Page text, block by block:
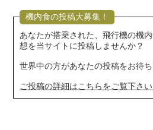
機内食の投稿大募集！
あなたが搭乗された、飛行機の機
想を当サイトに投稿しませんか？
世界中の方があなたの投稿をお待ち
ご投稿の詳細はこちらをご覧下さい